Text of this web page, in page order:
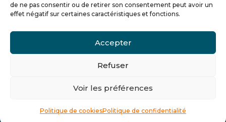
de ne pas consentir ou de retirer son consentement peut avoir un
effet négatif sur certaines caractéristiques et fonctions.
Accepter
Refuser
Voir les préférences
Politique de cookiesPolitique de confidentialité
La certification qualité a été délivrée au titre de la
catégorie « actions de formation » et « actions de
formation par apprentissage ».
Voir le certificat
9001 v 2015 –
Politique de confidentialité –
Mentions
légales– Plan du site –Gestion des cookies